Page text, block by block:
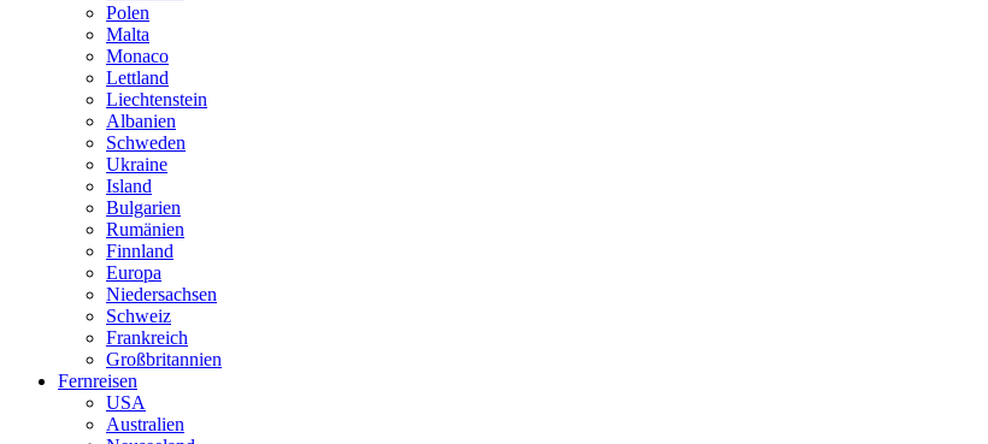
Polen
Malta
Monaco
Lettland
Liechtenstein
Albanien
Schweden
Ukraine
Island
Bulgarien
Rumänien
Finnland
Europa
Niedersachsen
Schweiz
Frankreich
Großbritannien
Fernreisen
USA
Australien